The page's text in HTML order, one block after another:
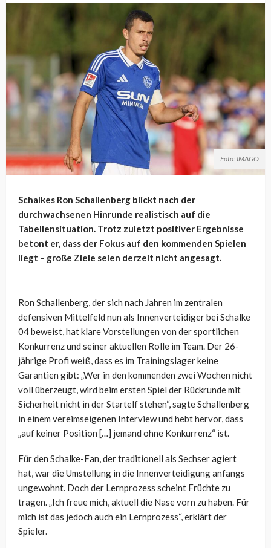
Foto: IMAGO
Schalkes Ron Schallenberg blickt nach der
durchwachsenen Hinrunde realistisch auf die
Tabellensituation. Trotz zuletzt positiver Ergebnisse
betont er, dass der Fokus auf den kommenden Spielen
liegt – große Ziele seien derzeit nicht angesagt.
Ron Schallenberg, der sich nach Jahren im zentralen
defensiven Mittelfeld nun als Innenverteidiger bei Schalke
04 beweist, hat klare Vorstellungen von der sportlichen
Konkurrenz und seiner aktuellen Rolle im Team. Der 26-
jährige Profi weiß, dass es im Trainingslager keine
Garantien gibt: „Wer in den kommenden zwei Wochen nicht
voll überzeugt, wird beim ersten Spiel der Rückrunde mit
Sicherheit nicht in der Startelf stehen“, sagte Schallenberg
in einem vereimseigenen Interview und hebt hervor, dass
„auf keiner Position […] jemand ohne Konkurrenz“ ist.
Für den Schalke-Fan, der traditionell als Sechser agiert
hat, war die Umstellung in die Innenverteidigung anfangs
ungewohnt. Doch der Lernprozess scheint Früchte zu
tragen. „Ich freue mich, aktuell die Nase vorn zu haben. Für
mich ist das jedoch auch ein Lernprozess“, erklärt der
Spieler.